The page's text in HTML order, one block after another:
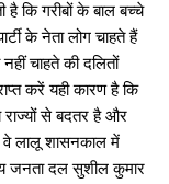
है कि गरीबों के बाल बच्चे
के नेता लोग चाहते हैं
चाहते की दलितों
करें यही कारण है कि
राज्यों से बदतर है और
वे लालू शासनकाल में
जनता दल सुशील कुमार